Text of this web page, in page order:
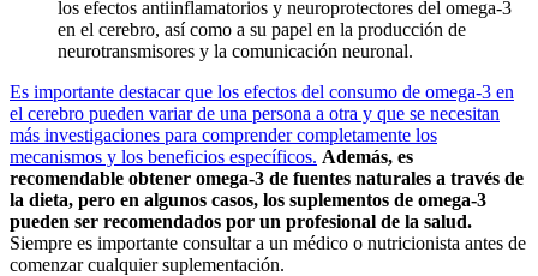
los efectos antiinflamatorios y neuroprotectores del omega-3
en el cerebro, así como a su papel en la producción de
neurotransmisores y la comunicación neuronal.
Es importante destacar que los efectos del consumo de omega-3 en
el cerebro pueden variar de una persona a otra y que se necesitan
más investigaciones para comprender completamente los
mecanismos y los beneficios específicos. Además, es
recomendable obtener omega-3 de fuentes naturales a través de
la dieta, pero en algunos casos, los suplementos de omega-3
pueden ser recomendados por un profesional de la salud.
Siempre es importante consultar a un médico o nutricionista antes de
comenzar cualquier suplementación.